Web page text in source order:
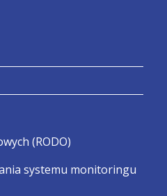
(RODO)
systemu monitoringu